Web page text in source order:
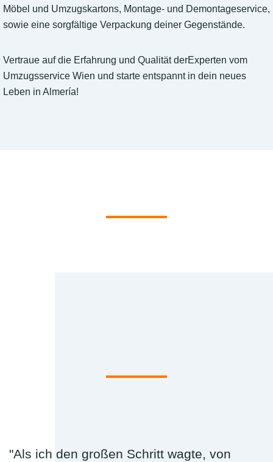
Möbel und Umzugskartons, Montage- und Demontageservice,
sowie eine sorgfältige Verpackung deiner Gegenstände.
Vertraue auf die Erfahrung und Qualität derExperten vom
Umzugsservice Wien und starte entspannt in dein neues
Leben in Almería!
"Als ich den großen Schritt wagte, von